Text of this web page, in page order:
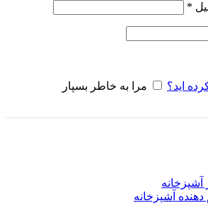
*
اید؟ مرا به خاطر بسپار
آشپزخانه
آشپزخانه